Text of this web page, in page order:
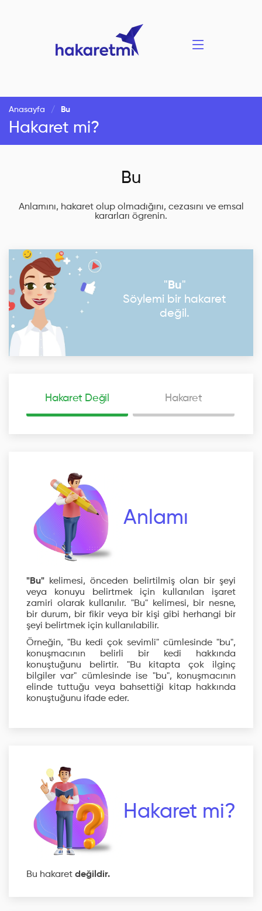
Anasayfa Bu
Hakaret mi?
Bu
Anlamını, hakaret olup olmadığını, cezasını ve emsal
kararları ögrenin.
"Bu"
Söylemi bir hakaret
değil.
Hakaret Değil Hakaret
Anlamı
"Bu" kelimesi, önceden belirtilmiş olan bir şeyi
veya konuyu belirtmek için kullanılan işaret
zamiri olarak kullanılır. "Bu" kelimesi, bir nesne,
bir durum, bir fikir veya bir kişi gibi herhangi bir
şeyi belirtmek için kullanılabilir.
Örneğin, "Bu kedi çok sevimli" cümlesinde "bu",
konuşmacının belirli bir kedi hakkında
konuştuğunu belirtir. "Bu kitapta çok ilginç
bilgiler var" cümlesinde ise "bu", konuşmacının
elinde tuttuğu veya bahsettiği kitap hakkında
konuştuğunu ifade eder.
Hakaret mi?
Bu hakaret değildir.